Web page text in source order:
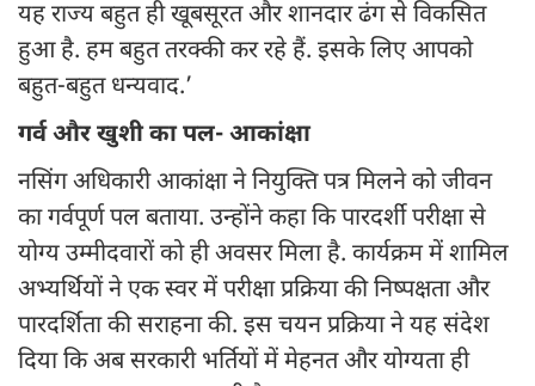
यह राज्य बहुत ही खूबसूरत और शानदार ढंग से विकसित
हुआ है. हम बहुत तरक्की कर रहे हैं. इसके लिए आपको
बहुत-बहुत धन्यवाद.’
गर्व और खुशी का पल- आकांक्षा
नसिंग अधिकारी आकांक्षा ने नियुक्ति पत्र मिलने को जीवन
का गर्वपूर्ण पल बताया. उन्होंने कहा कि पारदर्शी परीक्षा से
योग्य उम्मीदवारों को ही अवसर मिला है. कार्यक्रम में शामिल
अभ्यर्थियों ने एक स्वर में परीक्षा प्रक्रिया की निष्पक्षता और
पारदर्शिता की सराहना की. इस चयन प्रक्रिया ने यह संदेश
दिया कि अब सरकारी भर्तियों में मेहनत और योग्यता ही